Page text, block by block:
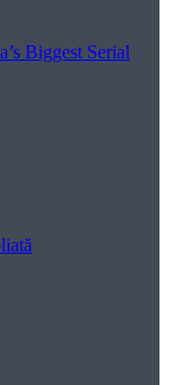
Biggest Serial